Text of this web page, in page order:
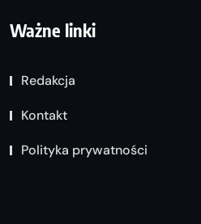
Ważne linki
Redakcja
Kontakt
Polityka prywatności